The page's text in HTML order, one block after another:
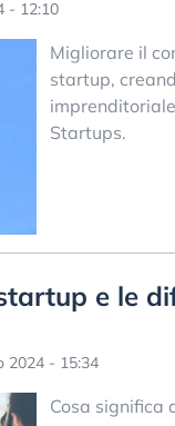
- 12:10
Migliorare il
startup,
Startups.
e le
2024 - 15:34
Cosa significa